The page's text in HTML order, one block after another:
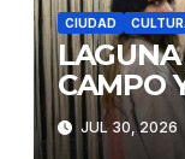
CIUDAD
LAGUNA
CAMPO
JUL 30, 2026